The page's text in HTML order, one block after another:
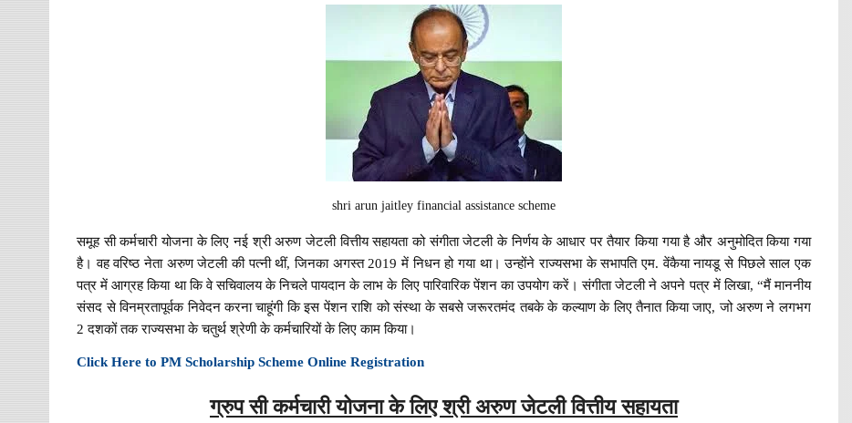
shri arun jaitley financial assistance scheme
समूह सी कर्मचारी योजना के लिए नई श्री अरुण जेटली वित्तीय सहायता को संगीता जेटली के निर्णय के आधार पर तैयार किया गया है और अनुमोदित किया गया
है। वह वरिष्ठ नेता अरुण जेटली की पत्नी थीं, जिनका अगस्त 2019 में निधन हो गया था। उन्होंने राज्यसभा के सभापति एम. वेंकैया नायडू से पिछले साल एक
पत्र में आग्रह किया था कि वे सचिवालय के निचले पायदान के लाभ के लिए पारिवारिक पेंशन का उपयोग करें। संगीता जेटली ने अपने पत्र में लिखा, “मैं माननीय
संसद से विनम्रतापूर्वक निवेदन करना चाहूंगी कि इस पेंशन राशि को संस्था के सबसे जरूरतमंद तबके के कल्याण के लिए तैनात किया जाए, जो अरुण ने लगभग
2 दशकों तक राज्यसभा के चतुर्थ श्रेणी के कर्मचारियों के लिए काम किया।
Click Here to PM Scholarship Scheme Online Registration
ग्रुप सी कर्मचारी योजना के लिए श्री अरुण जेटली वित्तीय सहायता